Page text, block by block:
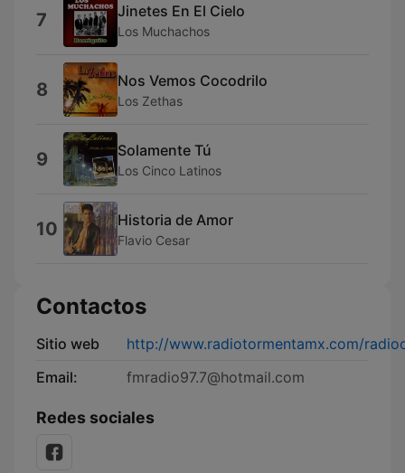
7 Jinetes En El Cielo
Los Muchachos
8 Nos Vemos Cocodrilo
Los Zethas
9 Solamente Tú
Los Cinco Latinos
10 Historia de Amor
Flavio Cesar
Contactos
Sitio web
http://www.radiotormentamx.com/
Email:
fmradio97.7@hotmail.com
Redes sociales